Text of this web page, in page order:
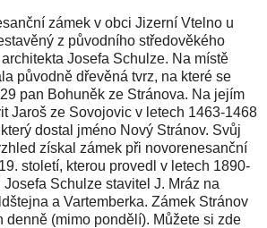
zámek v obci Jizerní Vtelno u
z původního středověkého
Josefa Schulze. Na místě
původně dřevěná tvrz, na které se
pan Bohuněk ze Stránova. Na jejím
Jaroš ze Sovojovic v letech 1463-1468
dostal jméno Nový Stránov. Svůj
získal zámek při novorenesanční
století, kterou provedl v letech 1890-
Schulze stavitel J. Mráz na
a Vartemberka. Zámek Stránov
denně (mimo pondělí). Můžete si zde